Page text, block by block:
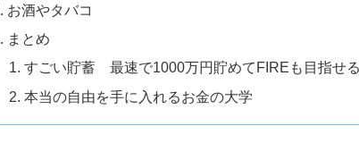
お酒やタバコ
まとめ
すごい貯蓄 最速で1000万円貯めてFIREも目指せる
本当の自由を手に入れるお金の大学